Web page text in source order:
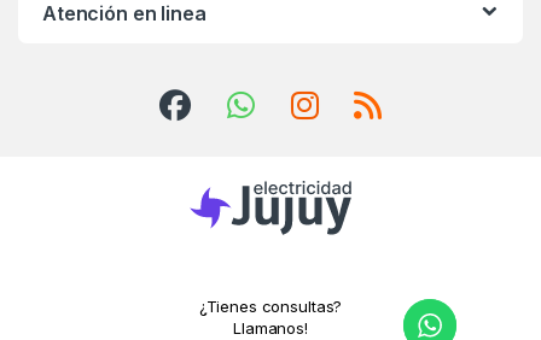
Atención en linea
¿Tienes consultas?
Llamanos!